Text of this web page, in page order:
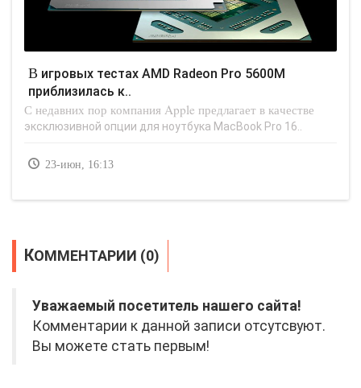
В игровых тестах AMD Radeon Pro 5600M
приблизилась к..
С недавних пор компания Apple предлагает в качестве
эксклюзивной опции для ноутбука MacBook Pro 16..
23-июн, 16:13
КОММЕНТАРИИ (0)
Уважаемый посетитель нашего сайта!
Комментарии к данной записи отсутсвуют.
Вы можете стать первым!